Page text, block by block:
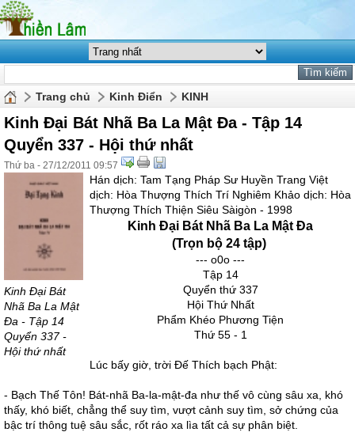
Trang chủ Kinh Điển KINH
Kinh Đại Bát Nhã Ba La Mật Đa - Tập 14
Quyển 337 - Hội thứ nhất
Thứ ba - 27/12/2011 09:57
Kinh Đại Bát
Nhã Ba La Mật
Đa - Tập 14
Quyển 337 -
Hội thứ nhất
Hán dịch: Tam Tạng Pháp Sư Huyền Trang Việt
dịch: Hòa Thượng Thích Trí Nghiêm Khảo dịch: Hòa
Thượng Thích Thiện Siêu Sàigòn - 1998
Kinh Đại Bát Nhã Ba La Mật Đa
(Trọn bộ 24 tập)
--- o0o ---
Tập 14
Quyển thứ 337
Hội Thứ Nhất
Phẩm Khéo Phương Tiện
Thứ 55 - 1
Lúc bấy giờ, trời Đế Thích bạch Phật:
- Bạch Thế Tôn! Bát-nhã Ba-la-mật-đa như thế vô cùng sâu xa, khó
thấy, khó biết, chẳng thể suy tìm, vượt cảnh suy tìm, sở chứng của
bậc trí thông tuệ sâu sắc, rốt ráo xa lìa tất cả sự phân biệt.